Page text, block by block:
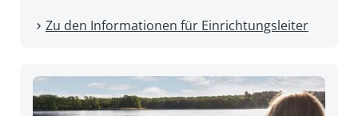
Zu den Informationen für Einrichtungsleiter